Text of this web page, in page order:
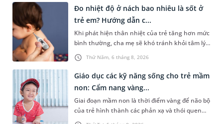
thêm về nguyên nhân gây nên tình trạng này
và cách xử trí an toàn để giúp bé dễ chịu, tránh
gặp phải vấn đề nguy hại cho sức khỏe.
Thứ Năm, 6 tháng 8, 2026
Đo nhiệt độ ở nách bao nhiêu là sốt ở
trẻ em? Hướng dẫn c...
Khi phát hiện thân nhiệt của trẻ tăng hơn mức
bình thường, cha mẹ sẽ khó tránh khỏi tâm lý
lo lắng. Tuy nhiên, không phải ai cũng biết đo
nhiệt độ ở nách bao nhiêu là sốt ở trẻ em và
cách chăm sóc trẻ sốt sao cho an toàn. Những
chia sẻ dưới đây sẽ cùng cha mẹ tìm hiểu vấn
đề này để giúp bé nhanh hồi phục và phòng
ngừa nguy cơ xảy ra biến chứng.
Giáo dục các kỹ năng sống cho trẻ mầm
non: Cẩm nang vàng...
Giai đoạn mầm non là thời điểm vàng để não bộ
của trẻ hình thành các phản xạ và thói quen
hành vi nền tảng. Việc trang bị sớm các kỹ